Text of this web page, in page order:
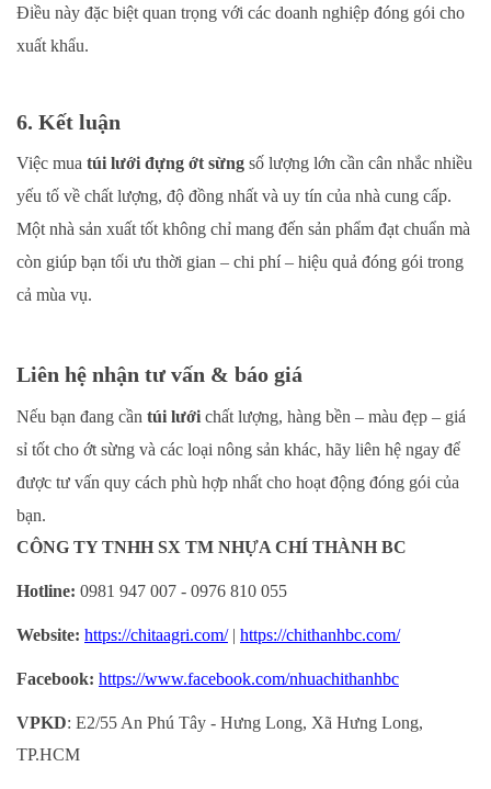
Điều này đặc biệt quan trọng với các doanh nghiệp đóng gói cho
xuất khẩu.
6. Kết luận
Việc mua túi lưới đựng ớt sừng số lượng lớn cần cân nhắc nhiều
yếu tố về chất lượng, độ đồng nhất và uy tín của nhà cung cấp.
Một nhà sản xuất tốt không chỉ mang đến sản phẩm đạt chuẩn mà
còn giúp bạn tối ưu thời gian – chi phí – hiệu quả đóng gói trong
cả mùa vụ.
Liên hệ nhận tư vấn & báo giá
Nếu bạn đang cần túi lưới chất lượng, hàng bền – màu đẹp – giá
sỉ tốt cho ớt sừng và các loại nông sản khác, hãy liên hệ ngay để
được tư vấn quy cách phù hợp nhất cho hoạt động đóng gói của
bạn.
CÔNG TY TNHH SX TM NHỰA CHÍ THÀNH BC
Hotline: 0981 947 007 - 0976 810 055
Website: https://chitaagri.com/| https://chithanhbc.com/
Facebook: https://www.facebook.com/nhuachithanhbc
VPKD: E2/55 An Phú Tây - Hưng Long, Xã Hưng Long,
TP.HCM